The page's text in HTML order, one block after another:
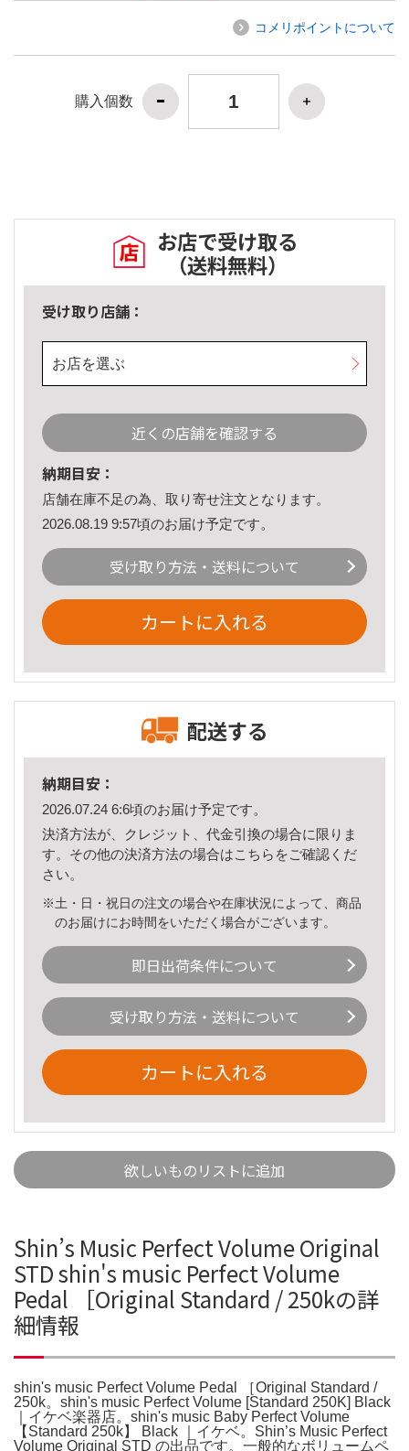
コメリポイントについて
購入個数
お店で受け取る
（送料無料）
受け取り店舗：
お店を選ぶ
近くの店舗を確認する
納期目安：
店舗在庫不足の為、取り寄せ注文となります。
2026.08.19 9:57頃のお届け予定です。
受け取り方法・送料について
カートに入れる
配送する
納期目安：
2026.07.24 6:6頃のお届け予定です。
決済方法が、クレジット、代金引換の場合に限りま
す。その他の決済方法の場合はこちら をご確認くだ
さい。
※土・日・祝日の注文の場合や在庫状況によって、商品
のお届けにお時間をいただく場合がございます。
即日出荷条件について
受け取り方法・送料について
カートに入れる
欲しいものリストに追加
Shin’s Music Perfect Volume Original
STD shin's music Perfect Volume
Pedal ［Original Standard / 250kの詳
細情報
shin's music Perfect Volume Pedal ［Original Standard /
250k。shin's music Perfect Volume [Standard 250K] Black
｜イケベ楽器店。shin's music Baby Perfect Volume
【Standard 250k】 Black ｜イケベ。Shin’s Music Perfect
Volume Original STD の出品です。一般的なボリュームペ